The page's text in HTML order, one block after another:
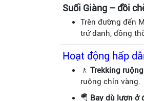
Suối Giàng – đồi
Trên đường đến
trứ danh, đồng
Hoạt động hấp
🚶 Trekking
ruộng chín vàng.
🪂 Bay dù lượn ở